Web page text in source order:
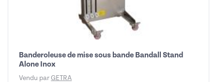
Banderoleuse de mise sous bande Bandall Stand
Alone Inox
Vendu par GETRA